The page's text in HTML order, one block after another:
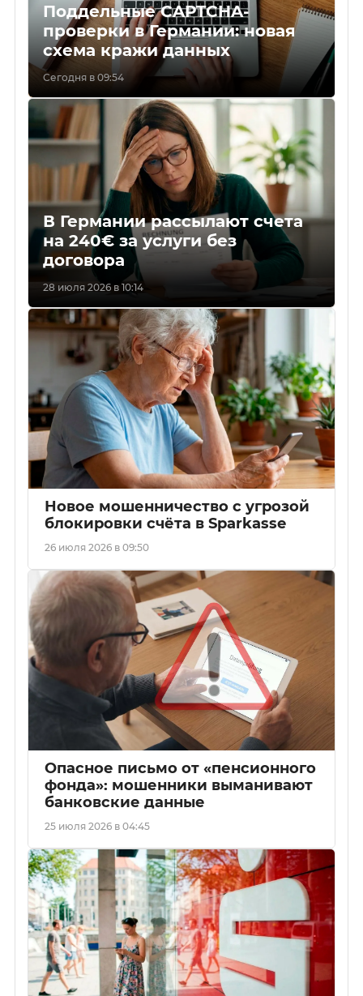
Поддельные CAPTCHA-
проверки в Германии: новая
схема кражи данных
Сегодня в 09:54
В Германии рассылают счета
на 240€ за услуги без
договора
28 июля 2026 в 10:14
Новое мошенничество с угрозой
блокировки счёта в Sparkasse
26 июля 2026 в 09:50
Опасное письмо от «пенсионного
фонда»: мошенники выманивают
банковские данные
25 июля 2026 в 04:45